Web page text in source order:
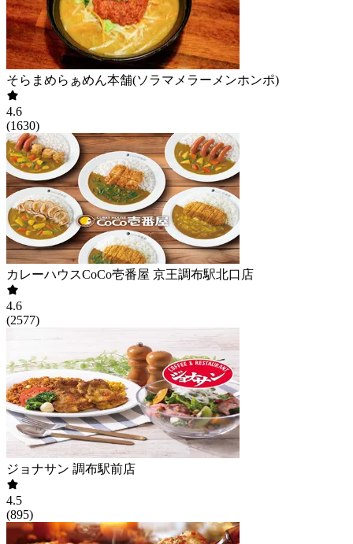
そらまめらぁめん本舗(ソラマメラーメンホンポ)
4.6
(1630)
カレーハウスCoCo壱番屋 京王調布駅北口店
4.6
(2577)
ジョナサン 調布駅前店
4.5
(895)